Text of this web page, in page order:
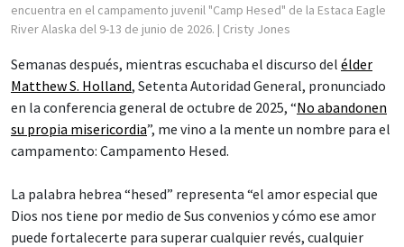
encuentra en el campamento juvenil "Camp Hesed" de la Estaca Eagle
River Alaska del 9-13 de junio de 2026. | Cristy Jones
Semanas después, mientras escuchaba el discurso del élder
Matthew S. Holland, Setenta Autoridad General, pronunciado
en la conferencia general de octubre de 2025, “No abandonen
su propia misericordia”, me vino a la mente un nombre para el
campamento: Campamento Hesed.
La palabra hebrea “hesed” representa “el amor especial que
Dios nos tiene por medio de Sus convenios y cómo ese amor
puede fortalecerte para superar cualquier revés, cualquier